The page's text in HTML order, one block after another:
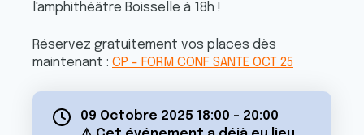
l'amphithéâtre Boisselle à 18h !
Réservez gratuitement vos places dès
maintenant : CP - FORM CONF SANTE OCT 25
09 Octobre 2025 18:00 - 20:00